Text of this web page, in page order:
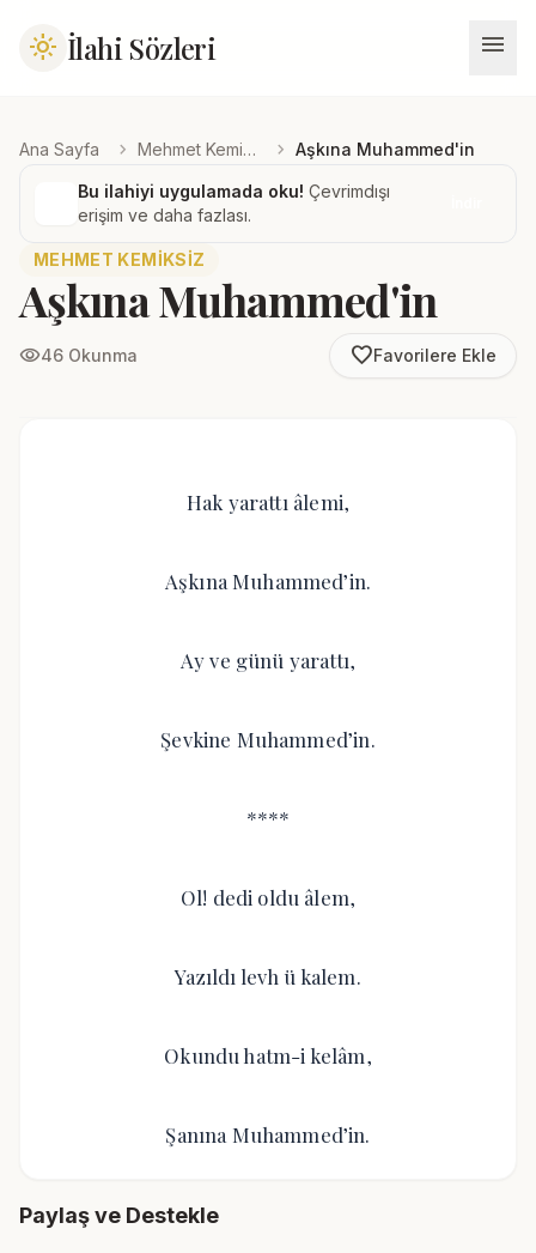
light_mode İlahi Sözleri menu
Ana Sayfa chevron_right Mehmet Kemiksiz chevron_right Aşkına Muhammed'in
Bu ilahiyi uygulamada oku! Çevrimdışı
erişim ve daha fazlası.
MEHMET KEMIKSIZ
Aşkına Muhammed'in
visibility46 Okunma favorite_borderFavorilere Ekle
Hak yarattı âlemi,
Aşkına Muhammed’in.
Ay ve günü yarattı,
Şevkine Muhammed’in.
****
Ol! dedi oldu âlem,
Yazıldı levh ü kalem.
Okundu hatm-i kelâm,
Şanına Muhammed’in.
Paylaş ve Destekle